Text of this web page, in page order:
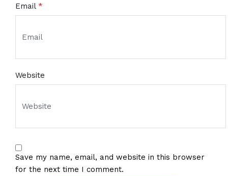
Email *
Website
Save my name, email, and website in this browser
for the next time I comment.